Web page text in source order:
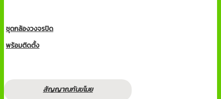
ชุดกล้องวงจรปิด
พร้อมติดตั้ง
สัญญาณกันขโมย